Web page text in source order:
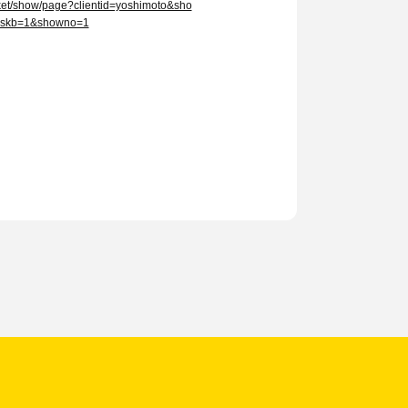
show/page?clientid=yoshimoto&sho